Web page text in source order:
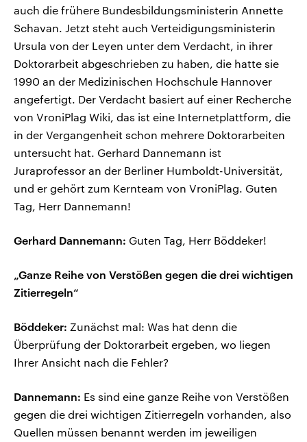
auch die frühere Bundesbildungsministerin Annette
Schavan. Jetzt steht auch Verteidigungsministerin
Ursula von der Leyen unter dem Verdacht, in ihrer
Doktorarbeit abgeschrieben zu haben, die hatte sie
1990 an der Medizinischen Hochschule Hannover
angefertigt. Der Verdacht basiert auf einer Recherche
von VroniPlag Wiki, das ist eine Internetplattform, die
in der Vergangenheit schon mehrere Doktorarbeiten
untersucht hat. Gerhard Dannemann ist
Juraprofessor an der Berliner Humboldt-Universität,
und er gehört zum Kernteam von VroniPlag. Guten
Tag, Herr Dannemann!
Gerhard Dannemann: Guten Tag, Herr Böddeker!
„Ganze Reihe von Verstößen gegen die drei wichtigen
Zitierregeln“
Böddeker: Zunächst mal: Was hat denn die
Überprüfung der Doktorarbeit ergeben, wo liegen
Ihrer Ansicht nach die Fehler?
Dannemann: Es sind eine ganze Reihe von Verstößen
gegen die drei wichtigen Zitierregeln vorhanden, also
Quellen müssen benannt werden im jeweiligen